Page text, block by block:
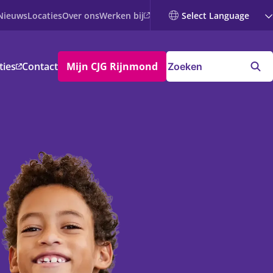
LocatiesOver onsWerken bij
Contact Mijn CJG Rijnmond